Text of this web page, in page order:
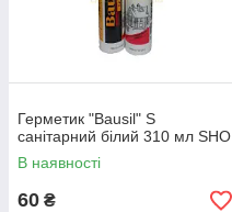
Герметик "Bausil" S
санітарний білий 310 мл SHO
В наявності
60 ₴